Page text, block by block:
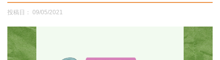
投稿日： 09/05/2021